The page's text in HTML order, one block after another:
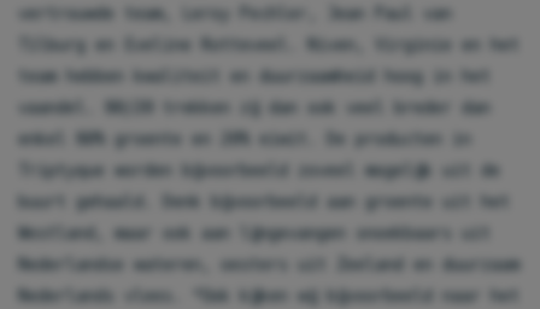
vertrouwde team, Leroy Pechler, Jean Paul van
Tilburg en Eveline Rotteveel. Niven, Virginie en het
team hebben kwaliteit en duurzaamheid hoog in het
vaandel. 80/20 trekken zij dan ook veel breder dan
enkel 80% groente en 20% eiwit. De producten in
Triptyque worden bijvoorbeeld zoveel mogelijk uit de
buurt gehaald. Denk bijvoorbeeld aan groente uit het
Westland, maar ook aan lijngevangen snoekbaars uit
Nederlandse wateren, oesters uit Zeeland en duurzaam
Nederlands vlees. “Ook kijken wij bijvoorbeeld naar het